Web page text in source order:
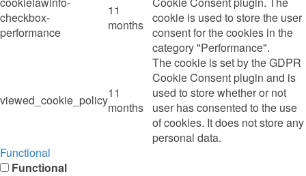
checkbox-
performance
11
months cookie is used to store the user
consent for the cookies in the
category "Performance".
viewed_cookie_policy11
months
The cookie is set by the GDPR
Cookie Consent plugin and is
used to store whether or not
user has consented to the use
of cookies. It does not store any
personal data.
Functional
Functional